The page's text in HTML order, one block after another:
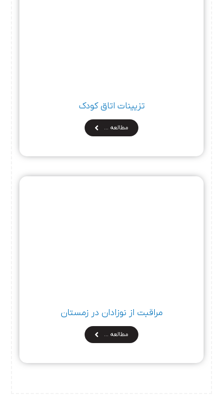
تزیینات اتاق کودک
مطالعه …
مراقبت از نوزادان در زمستان
مطالعه …